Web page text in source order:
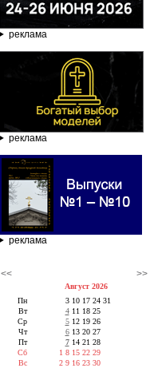
реклама
реклама
реклама
<< >>
Август 2026
Пн
Вт
Ср
Чт
Пт
Сб
Вс
3 10 17 24 31
4 11 18 25
5 12 19 26
6 13 20 27
7 14 21 28
1 8 15 22 29
2 9 16 23 30